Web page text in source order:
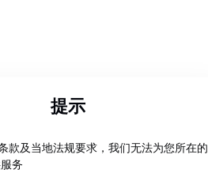
提示
款及当地法规要求，我们无法为您所在的
务